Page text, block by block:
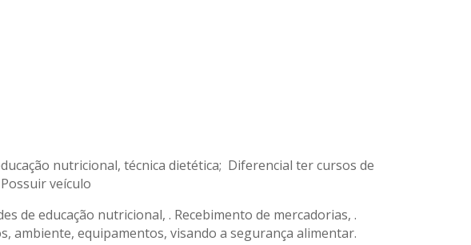
nutricional, técnica dietética; Diferencial ter cursos de
veículo
de educação nutricional, . Recebimento de mercadorias, .
ambiente, equipamentos, visando a segurança alimentar.